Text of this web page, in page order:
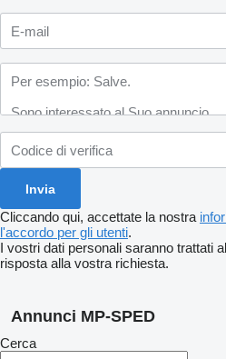
Cliccando qui, accettate la nostra
l'accordo per gli utenti.
I vostri dati personali saranno trattati
risposta alla vostra richiesta.
Annunci MP-SPED
Cerca